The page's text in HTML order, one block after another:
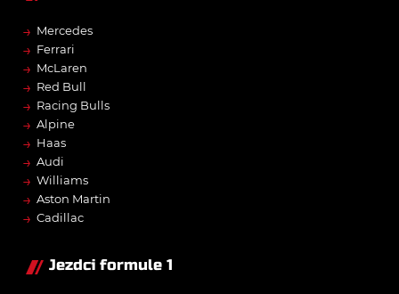
→ Mercedes
→ Ferrari
→ McLaren
→ Red Bull
→ Racing Bulls
→ Alpine
→ Haas
→ Audi
→ Williams
→ Aston Martin
→ Cadillac
Jezdci formule 1